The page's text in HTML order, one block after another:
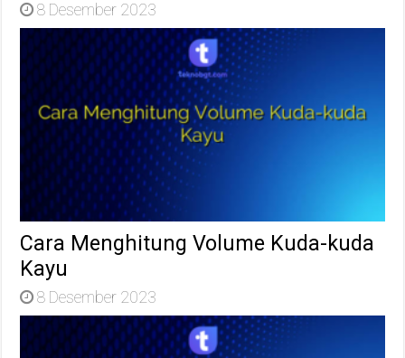
8 Desember 2023
Cara Menghitung Volume Kuda-kuda
Kayu
8 Desember 2023